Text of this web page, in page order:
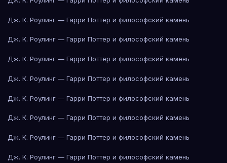
Дж. К. Роулинг — Гарри Поттер и философский камень
Дж. К. Роулинг — Гарри Поттер и философский камень
Дж. К. Роулинг — Гарри Поттер и философский камень
Дж. К. Роулинг — Гарри Поттер и философский камень
Дж. К. Роулинг — Гарри Поттер и философский камень
Дж. К. Роулинг — Гарри Поттер и философский камень
Дж. К. Роулинг — Гарри Поттер и философский камень
Дж. К. Роулинг — Гарри Поттер и философский камень